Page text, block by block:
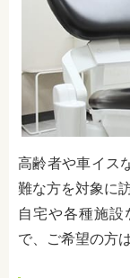
高齢者や車イス
難な方を対象に
自宅や各種施
で、ご希望の方